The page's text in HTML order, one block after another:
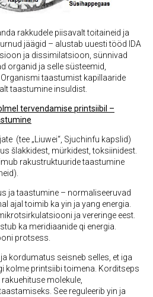
rakkudele piisavalt toitaineid ja
jäägid – alustab uuesti tööd IDA
ja dissimilatsioon, sünnivad
organid ja selle süsteemid,
taastumist kapillaaride
taastumine insuldist.
tervendamise printsiibil –
(tee „Liuwei“, Sjuchinfu kapslid)
šlakkidest, mürkidest, toksiinidest.
rakustruktuuride taastumine
ja taastumine – normaliseeruvad
ajal toimib ka yin ja yang energia.
ja vereringe eest.
ka meridiaanide qi energia.
protsess.
kordumatus seisneb selles, et iga
kolme printsiibi toimena. Korditseps
molekule,
See reguleerib yin ja